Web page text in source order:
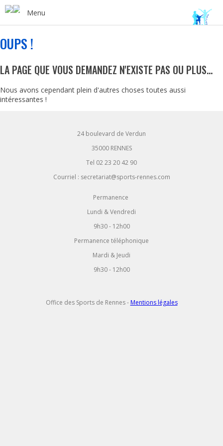
Menu
OUPS !
LA PAGE QUE VOUS DEMANDEZ N'EXISTE PAS OU PLUS...
Nous avons cependant plein d'autres choses toutes aussi
intéressantes !
24 boulevard de Verdun
35000 RENNES
Tel 02 23 20 42 90
Courriel : secretariat@sports-rennes.com
Permanence
Lundi & Vendredi
9h30 - 12h00
Permanence téléphonique
Mardi & Jeudi
9h30 - 12h00
Office des Sports de Rennes - Mentions légales